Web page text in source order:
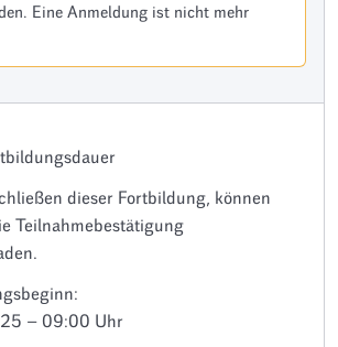
Eine Anmeldung ist nicht mehr
dieser Fortbildung, können
Teilnahmebestätigung
– 09:00 Uhr